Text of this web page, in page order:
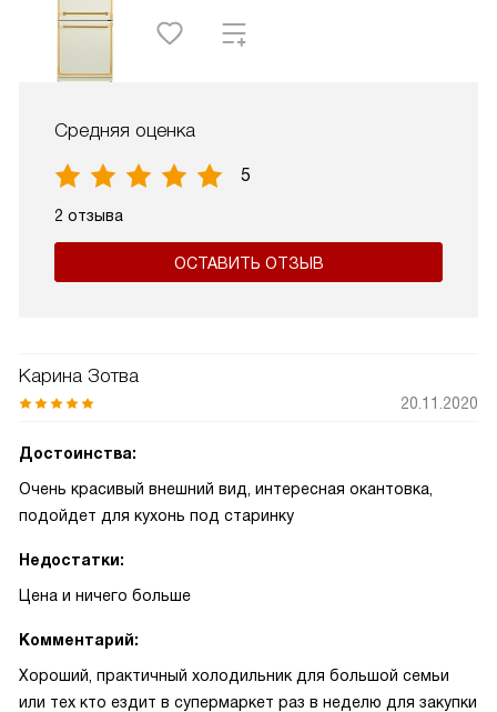
Средняя оценка
5
2 отзыва
ОСТАВИТЬ ОТЗЫВ
Карина Зотва
20.11.2020
Достоинства:
Очень красивый внешний вид, интересная окантовка,
подойдет для кухонь под старинку
Недостатки:
Цена и ничего больше
Комментарий:
Хороший, практичный холодильник для большой семьи
или тех кто ездит в супермаркет раз в неделю для закупки